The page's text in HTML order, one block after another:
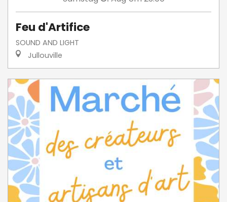
Feu d'Artifice
SOUND AND LIGHT
Jullouville